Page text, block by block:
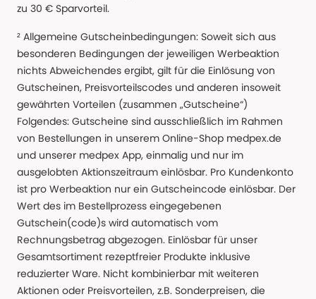
zu 30 € Sparvorteil.
² Allgemeine Gutscheinbedingungen: Soweit sich aus
besonderen Bedingungen der jeweiligen Werbeaktion
nichts Abweichendes ergibt, gilt für die Einlösung von
Gutscheinen, Preisvorteilscodes und anderen insoweit
gewährten Vorteilen (zusammen „Gutscheine“)
Folgendes: Gutscheine sind ausschließlich im Rahmen
von Bestellungen in unserem Online-Shop medpex.de
und unserer medpex App, einmalig und nur im
ausgelobten Aktionszeitraum einlösbar. Pro Kundenkonto
ist pro Werbeaktion nur ein Gutscheincode einlösbar. Der
Wert des im Bestellprozess eingegebenen
Gutschein(code)s wird automatisch vom
Rechnungsbetrag abgezogen. Einlösbar für unser
Gesamtsortiment rezeptfreier Produkte inklusive
reduzierter Ware. Nicht kombinierbar mit weiteren
Aktionen oder Preisvorteilen, z.B. Sonderpreisen, die